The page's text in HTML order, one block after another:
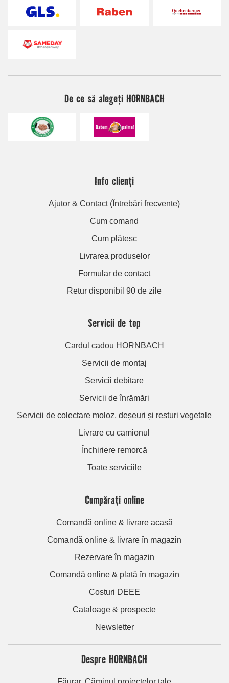
De ce să alegeți HORNBACH
Info clienți
Ajutor & Contact (Întrebări frecvente)
Cum comand
Cum plătesc
Livrarea produselor
Formular de contact
Retur disponibil 90 de zile
Servicii de top
Cardul cadou HORNBACH
Servicii de montaj
Servicii debitare
Servicii de înrămări
Servicii de colectare moloz, deșeuri și resturi vegetale
Livrare cu camionul
Închiriere remorcă
Toate serviciile
Cumpărați online
Comandă online & livrare acasă
Comandă online & livrare în magazin
Rezervare în magazin
Comandă online & plată în magazin
Costuri DEEE
Cataloage & prospecte
Newsletter
Despre HORNBACH